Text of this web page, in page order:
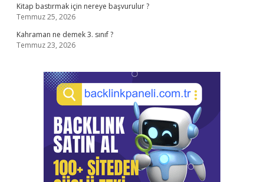
Kitap bastırmak için nereye başvurulur ?
Temmuz 25, 2026
Kahraman ne demek 3. sınıf ?
Temmuz 23, 2026